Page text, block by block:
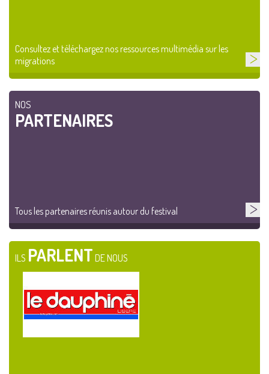
Consultez et téléchargez nos ressources multimédia sur les
migrations
NOS
PARTENAIRES
Tous les partenaires réunis autour du festival
ILS PARLENT DE NOUS